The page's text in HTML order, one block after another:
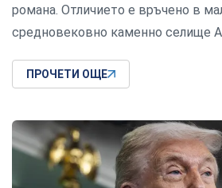
романа. Отличието е връчено в
средновековно каменно селище
ПРОЧЕТИ ОЩЕ